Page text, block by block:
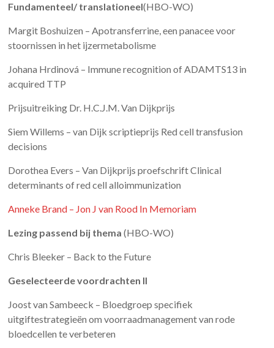
Fundamenteel/ translationeel(HBO-WO)
Margit Boshuizen – Apotransferrine, een panacee voor
stoornissen in het ijzermetabolisme
Johana Hrdinová – Immune recognition of ADAMTS13 in
acquired TTP
Prijsuitreiking Dr. H.C.J.M. Van Dijkprijs
Siem Willems – van Dijk scriptieprijs Red cell transfusion
decisions
Dorothea Evers – Van Dijkprijs proefschrift Clinical
determinants of red cell alloimmunization
Anneke Brand – Jon J van Rood In Memoriam
Lezing passend bij thema(HBO-WO)
Chris Bleeker – Back to the Future
Geselecteerde voordrachten II
Joost van Sambeeck – Bloedgroep specifiek
uitgiftestrategieën om voorraadmanagement van rode
bloedcellen te verbeteren